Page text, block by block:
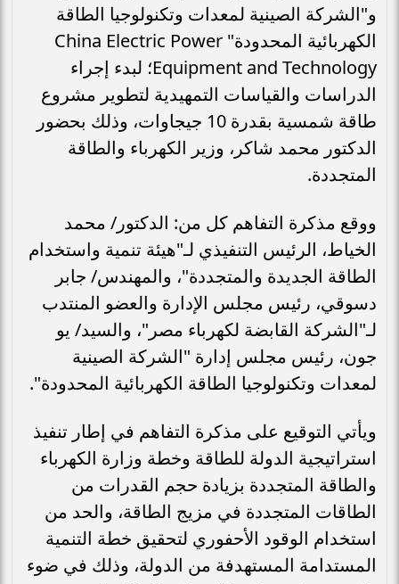
و"الشركة الصينية لمعدات وتكنولوجيا الطاقة
الكهربائية المحدودة" China Electric Power
Equipment and Technology؛ لبدء إجراء
الدراسات والقياسات التمهيدية لتطوير مشروع
طاقة شمسية بقدرة 10 جيجاوات، وذلك بحضور
الدكتور محمد شاكر، وزير الكهرباء والطاقة
المتجددة.
ووقع مذكرة التفاهم كل من: الدكتور/ محمد
الخياط، الرئيس التنفيذي لـ"هيئة تنمية واستخدام
الطاقة الجديدة والمتجددة"، والمهندس/ جابر
دسوقي، رئيس مجلس الإدارة والعضو المنتدب
لـ"الشركة القابضة لكهرباء مصر"، والسيد/ يو
جون، رئيس مجلس إدارة "الشركة الصينية
لمعدات وتكنولوجيا الطاقة الكهربائية المحدودة".
ويأتي التوقيع على مذكرة التفاهم في إطار تنفيذ
استراتيجية الدولة للطاقة وخطة وزارة الكهرباء
والطاقة المتجددة بزيادة حجم القدرات من
الطاقات المتجددة في مزيج الطاقة، والحد من
استخدام الوقود الأحفوري لتحقيق خطة التنمية
المستدامة المستهدفة من الدولة، وذلك في ضوء